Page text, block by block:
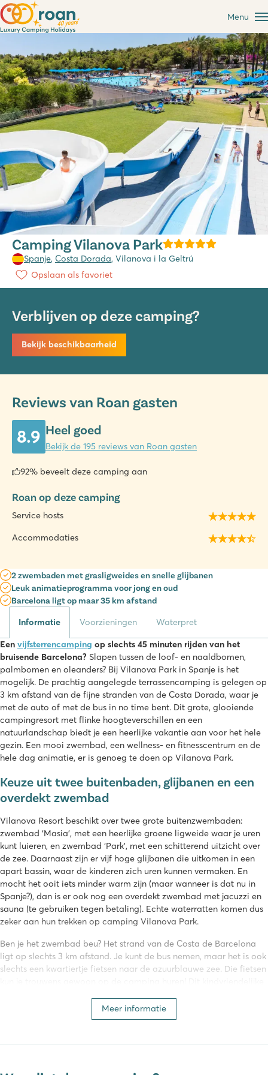
Menu
Camping Vilanova Park
Spanje, Costa Dorada, Vilanova i la Geltrú
Opslaan als favoriet
Verblijven op deze camping?
Bekijk beschikbaarheid
Reviews van Roan gasten
8.9 Heel goed
Bekijk de 195 reviews van Roan gasten
92% beveelt deze camping aan
Roan op deze camping
Service hosts
Accommodaties
2 zwembaden met grasligweides en snelle glijbanen
Leuk animatieprogramma voor jong en oud
Barcelona ligt op maar 35 km afstand
Informatie Voorzieningen Waterpret
Een vijfsterrencamping op slechts 45 minuten rijden van het
bruisende Barcelona? Slapen tussen de loof- en naaldbomen,
palmbomen en oleanders? Bij Vilanova Park in Spanje is het
mogelijk. De prachtig aangelegde terrassencamping is gelegen op
3 km afstand van de fijne stranden van de Costa Dorada, waar je
met de auto of met de bus in no time bent. Dit grote, glooiende
campingresort met flinke hoogteverschillen en een
natuurlandschap biedt je een heerlijke vakantie aan voor het hele
gezin. Een mooi zwembad, een wellness- en fitnesscentrum en de
hele dag animatie, er is genoeg te doen op Vilanova Park.
Keuze uit twee buitenbaden, glijbanen en een
overdekt zwembad
Vilanova Resort beschikt over twee grote buitenzwembaden:
zwembad ‘Masia’, met een heerlijke groene ligweide waar je uren
kunt luieren, en zwembad ‘Park’, met een schitterend uitzicht over
de zee. Daarnaast zijn er vijf hoge glijbanen die uitkomen in een
apart bassin, waar de kinderen zich uren kunnen vermaken. En
mocht het ooit iets minder warm zijn (maar wanneer is dat nu in
Spanje?), dan is er ook nog een overdekt zwembad met jacuzzi en
sauna (te gebruiken tegen betaling). Echte waterratten komen dus
zeker aan hun trekken op camping Vilanova Park.
Ben je het zwembad beu? Het strand van de Costa de Barcelona
ligt op slechts 3 km afstand. Je kunt de bus nemen, maar het is ook
slechts een kwartiertje fietsen naar de azuurblauwe zee. Die fietsen
Meer informatie